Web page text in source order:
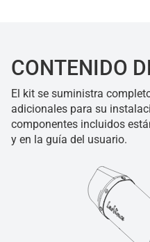
CONTENIDO
El kit se suministra
adicionales para su
componentes incluidos
y en la guía del usuario.